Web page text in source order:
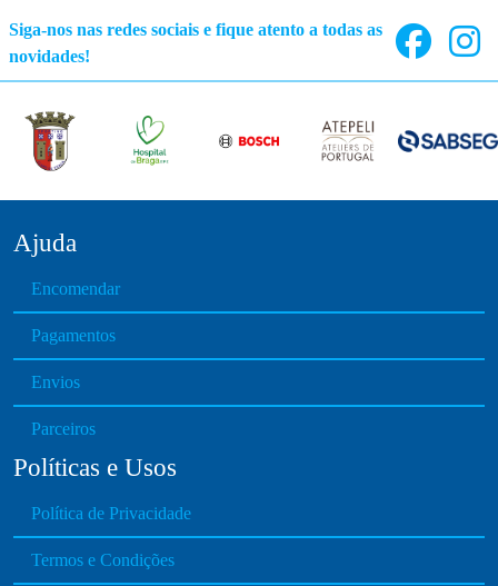
Siga-nos nas redes sociais e fique atento a todas as
novidades!
Ajuda
Encomendar
Pagamentos
Envios
Parceiros
Políticas e Usos
Política de Privacidade
Termos e Condições